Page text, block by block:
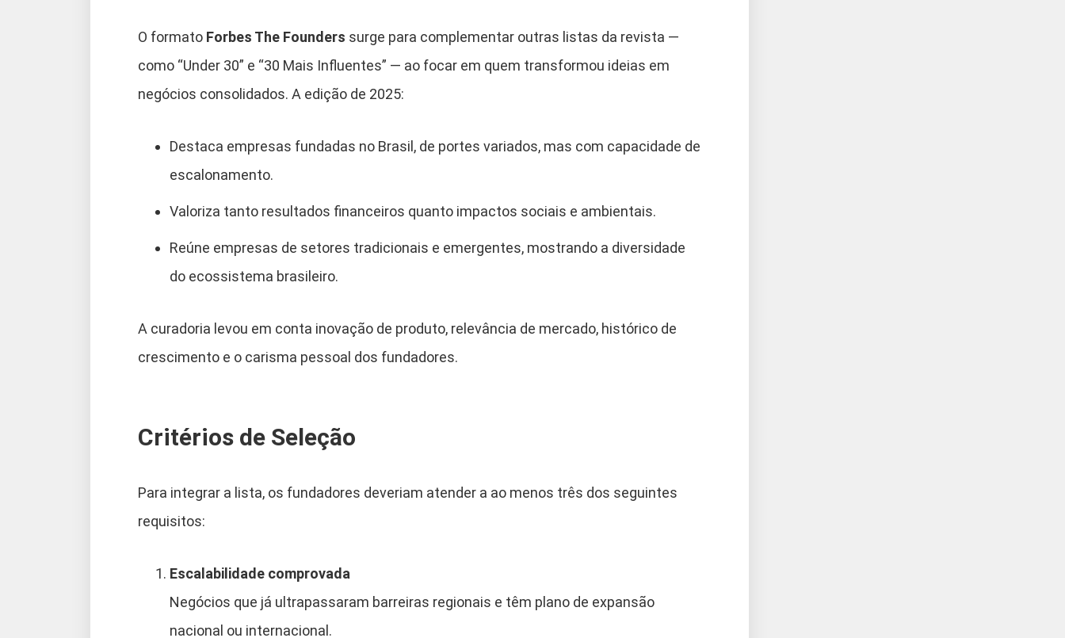
O formato Forbes The Founders surge para complementar outras listas da revista —
como “Under 30” e “30 Mais Influentes” — ao focar em quem transformou ideias em
negócios consolidados. A edição de 2025:
Destaca empresas fundadas no Brasil, de portes variados, mas com capacidade de
escalonamento.
Valoriza tanto resultados financeiros quanto impactos sociais e ambientais.
Reúne empresas de setores tradicionais e emergentes, mostrando a diversidade
do ecossistema brasileiro.
A curadoria levou em conta inovação de produto, relevância de mercado, histórico de
crescimento e o carisma pessoal dos fundadores.
Critérios de Seleção
Para integrar a lista, os fundadores deveriam atender a ao menos três dos seguintes
requisitos:
Escalabilidade comprovada
Negócios que já ultrapassaram barreiras regionais e têm plano de expansão
nacional ou internacional.